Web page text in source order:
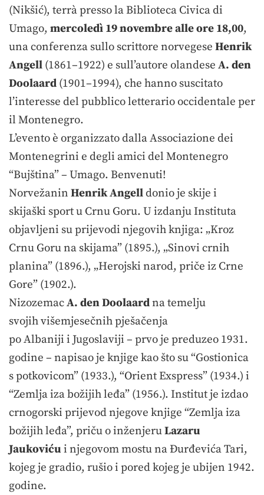
(Nikšić), terrà presso la Biblioteca Civica di
Umago, mercoledì 19 novembre alle ore 18,00,
una conferenza sullo scrittore norvegese Henrik
Angell (1861–1922) e sull’autore olandese A. den
Doolaard (1901–1994), che hanno suscitato
l’interesse del pubblico letterario occidentale per
il Montenegro.
L’evento è organizzato dalla Associazione dei
Montenegrini e degli amici del Montenegro
“Bujština” – Umago. Benvenuti!
Norvežanin Henrik Angelldonio je skije i
skijaški sport u Crnu Goru. U izdanju Instituta
objavljeni su prijevodi njegovih knjiga: „Kroz
Crnu Goru na skijama” (1895.), „Sinovi crnih
planina” (1896.), „Herojski narod, priče iz Crne
Gore” (1902.).
NizozemacA. den Doolaardna temelju
svojih višemjesečnih pješačenja
po Albaniji i Jugoslaviji – prvo je preduzeo 1931.
godine – napisao je knjige kao što su “Gostionica
s potkovicom” (1933.), “Orient Exspress” (1934.) i
“Zemlja iza božijih leđa” (1956.). Institut je izdao
crnogorski prijevod njegove knjige “Zemlja iza
božijih leđa”, priču o inženjeruLazaru
Jaukovićui njegovom mostu na Đurđevića Tari,
kojeg je gradio, rušio i pored kojeg je ubijen 1942.
godine.